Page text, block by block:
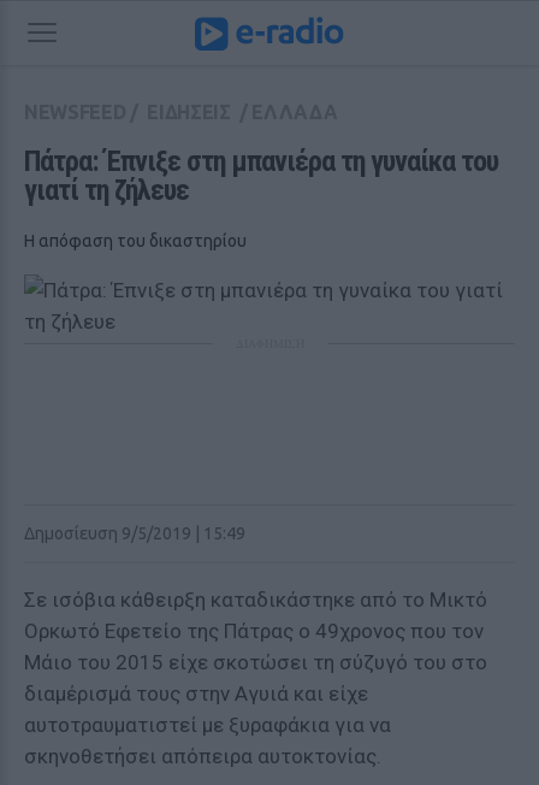
Πάτρα: Έπνιξε στη μπανιέρα τη γυναίκα του
γιατί τη ζήλευε
Η απόφαση του δικαστηρίου
Δημοσίευση 9/5/2019 | 15:49
Σε ισόβια κάθειρξη καταδικάστηκε από το Μικτό
Ορκωτό Εφετείο της Πάτρας ο 49χρονος που τον
Μάιο του 2015 είχε σκοτώσει τη σύζυγό του στο
διαμέρισμά τους στην Αγυιά και είχε
αυτοτραυματιστεί με ξυραφάκια για να
σκηνοθετήσει απόπειρα αυτοκτονίας.